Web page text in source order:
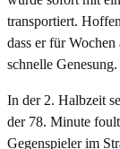
transportiert.
dass er für
schnelle Genesung.
In der 2. Halbzeit
der 78. Minute
Gegenspieler im